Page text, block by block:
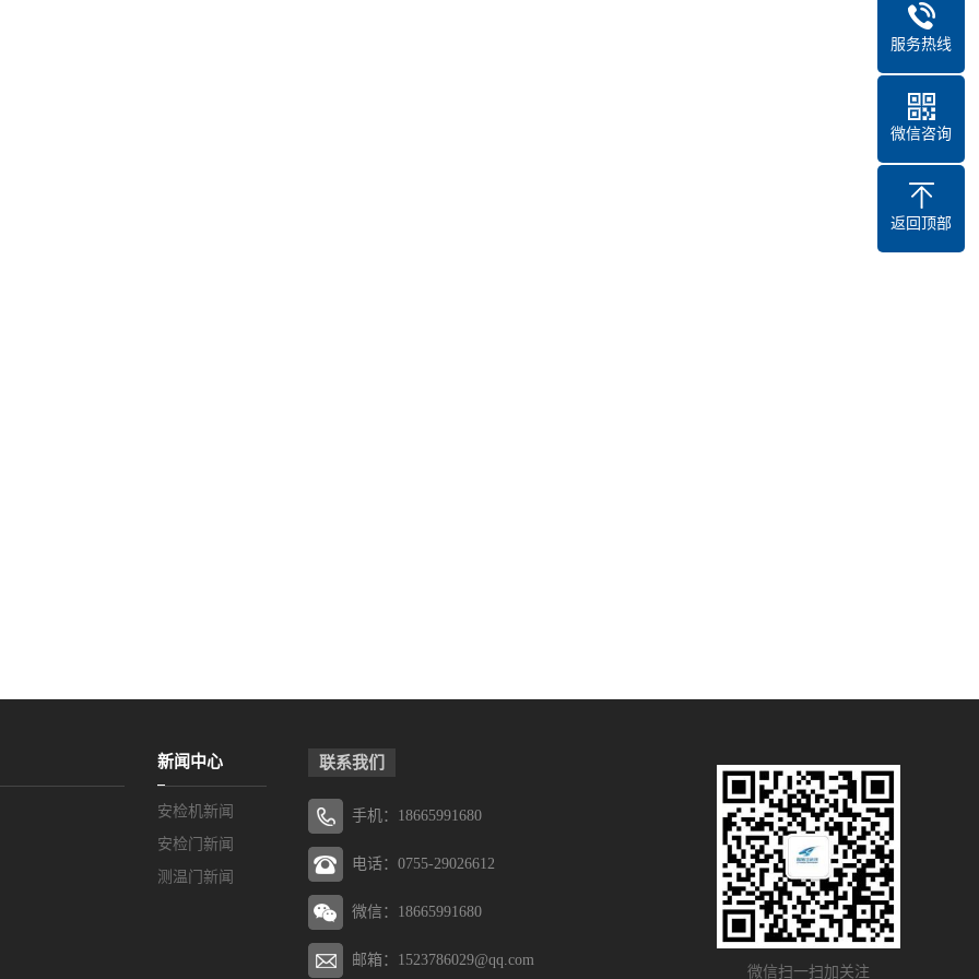
新闻中心
安检机新闻
安检门新闻
测温门新闻
微信扫一扫加关注
联系我们
手机：18665991680
电话：0755-29026612
微信：18665991680
邮箱：1523786029@qq.com
服务热线
微信咨询
返回顶部